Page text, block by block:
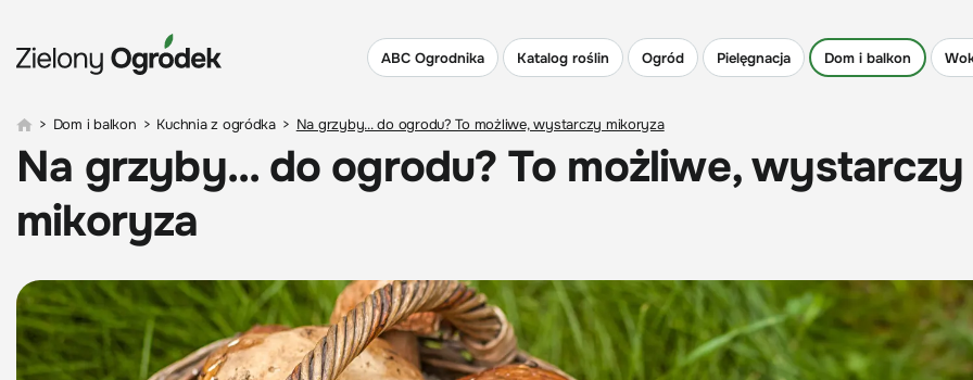
ABC Ogrodnika Katalog roślin Ogród Pielęgnacja Dom i balkon
> Dom i balkon > Kuchnia z ogródka > Na grzyby... do ogrodu? To możliwe, wystarczy mikoryza
Na grzyby... do ogrodu? To możliwe, wystarczy
mikoryza